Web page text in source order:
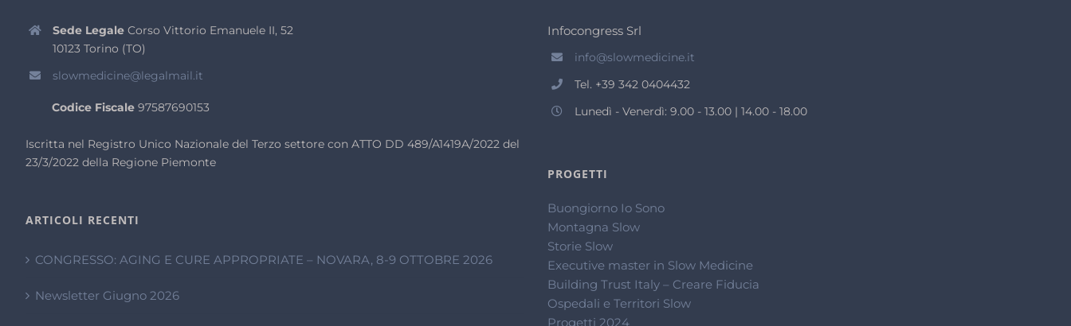
Sede LegaleCorso Vittorio Emanuele II, 52
10123 Torino (TO)
slowmedicine@legalmail.it
Codice Fiscale97587690153
Iscritta nel Registro Unico Nazionale del Terzo settore con ATTO DD 489/A1419A/2022 del
23/3/2022 della Regione Piemonte
ARTICOLI RECENTI
CONGRESSO: AGING E CURE APPROPRIATE – NOVARA, 8-9 OTTOBRE 2026
Newsletter Giugno 2026
Infocongress Srl
info@slowmedicine.it
Tel. +39 342 0404432
Lunedì - Venerdì: 9.00 - 13.00 | 14.00 - 18.00
PROGETTI
Buongiorno Io Sono
Montagna Slow
Storie Slow
Executive master in Slow Medicine
Building Trust Italy – Creare Fiducia
Ospedali e Territori Slow
Progetti 2024